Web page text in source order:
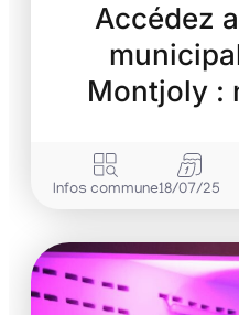
Accédez
Montjoly :
Infos commune18/07/25